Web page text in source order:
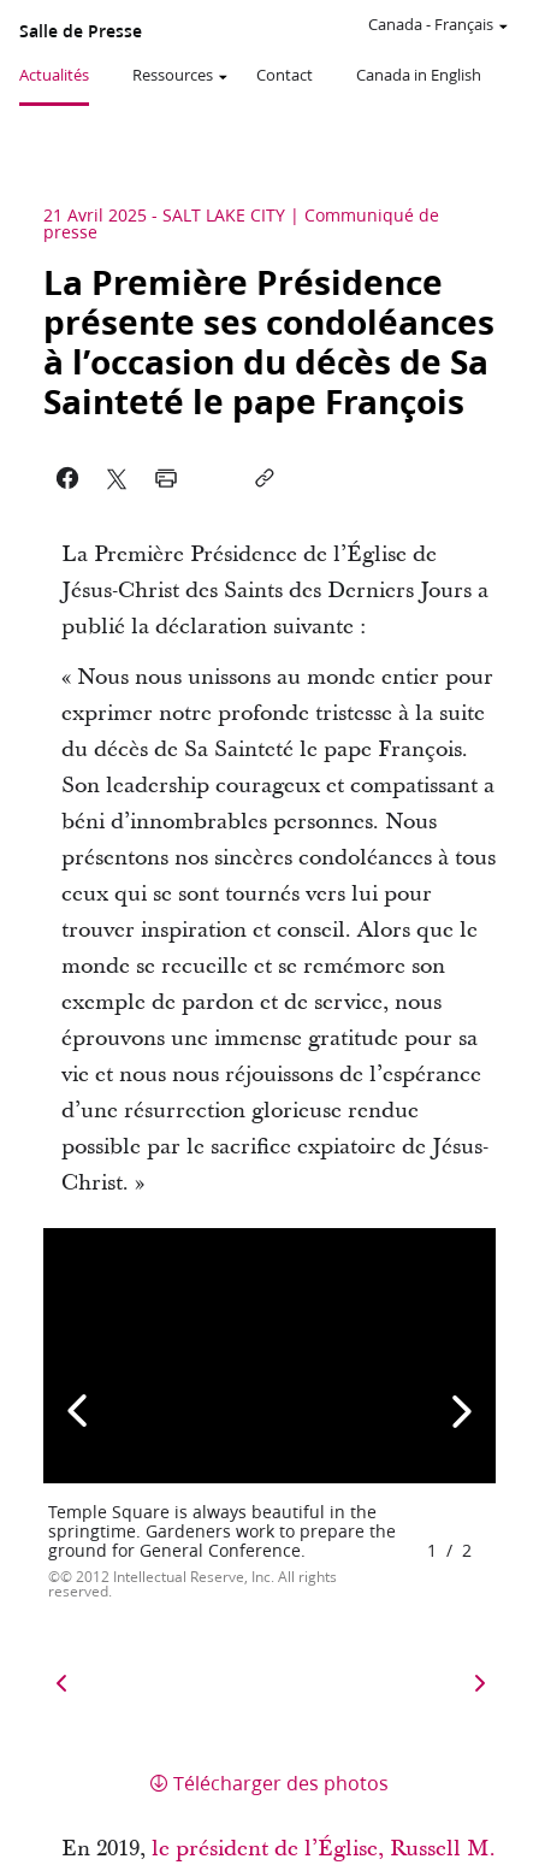
Salle de Presse
Actualités Ressources Contact Canada in English
Canada- Français
21 Avril 2025 - SALT LAKE CITY Communiqué de
presse
La Première Présidence
présente ses condoléances
à l’occasion du décès de Sa
Sainteté le pape François
La Première Présidence de l’Église de
Jésus-Christ des Saints des Derniers Jours a
publié la déclaration suivante :
« Nous nous unissons au monde entier pour
exprimer notre profonde tristesse à la suite
du décès de Sa Sainteté le pape François.
Son leadership courageux et compatissant a
béni d’innombrables personnes. Nous
présentons nos sincères condoléances à tous
ceux qui se sont tournés vers lui pour
trouver inspiration et conseil. Alors que le
monde se recueille et se remémore son
exemple de pardon et de service, nous
éprouvons une immense gratitude pour sa
vie et nous nous réjouissons de l’espérance
d’une résurrection glorieuse rendue
possible par le sacrifice expiatoire de Jésus-
Christ. »
Temple Square is always beautiful in the
springtime. Gardeners work to prepare the
ground for General Conference.
© 2012 Intellectual Reserve, Inc. All rights
reserved.
1 / 2
Télécharger des photos
En 2019, le président de l’Église, Russell M.